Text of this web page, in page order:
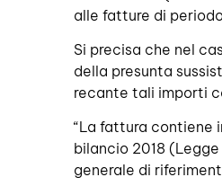
alle fatture di
Si precisa che nel
della presunta
recante tali importi
“La fattura contiene
bilancio 2018
generale di